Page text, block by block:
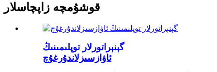
قوشۇمچە زاپچاسلار
گېنېراتورلار توپلىمىنىڭ
ئاۋازسىزلاندۇرغۇچ